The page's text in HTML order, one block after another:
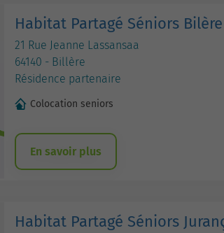
Habitat Partagé Séniors Bilère
21 Rue Jeanne Lassansaa
64140 - Billère
Résidence partenaire
Colocation seniors
En savoir plus
Habitat Partagé Séniors